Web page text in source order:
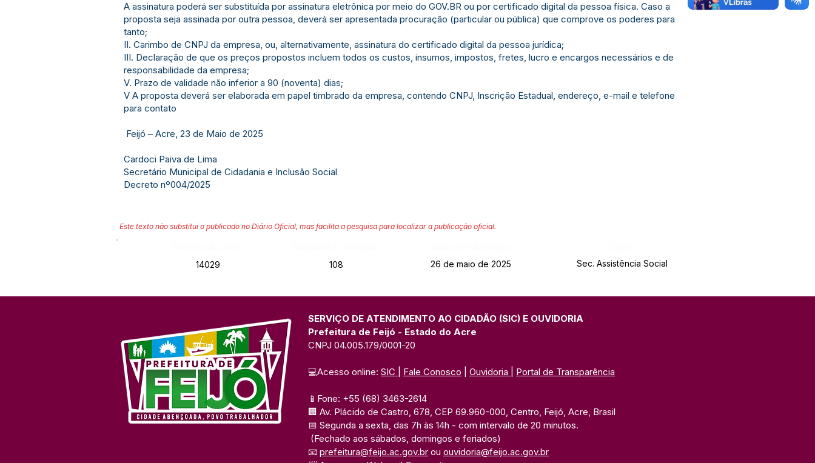
A assinatura poderá ser substituída por assinatura eletrônica por meio do GOV.BR ou por certificado digital da pessoa física. Caso a
proposta seja assinada por outra pessoa, deverá ser apresentada procuração (particular ou pública) que comprove os poderes para
tanto;
II. Carimbo de CNPJ da empresa, ou, alternativamente, assinatura do certificado digital da pessoa jurídica;
III. Declaração de que os preços propostos incluem todos os custos, insumos, impostos, fretes, lucro e encargos necessários e de
responsabilidade da empresa;
V. Prazo de validade não inferior a 90 (noventa) dias;
V A proposta deverá ser elaborada em papel timbrado da empresa, contendo CNPJ, Inscrição Estadual, endereço, e-mail e telefone
para contato
Feijó – Acre, 23 de Maio de 2025
Cardoci Paiva de Lima
Secretário Municipal de Cidadania e Inclusão Social
Decreto nº004/2025
Este texto não substitui o publicado no Diário Oficial, mas facilita a pesquisa para localizar a publicação oficial.
14029
108 26 de maio de 2025 Sec. Assistência Social
SERVIÇO DE ATENDIMENTO AO CIDADÃO (SIC) E OUVIDORIA
Prefeitura de Feijó - Estado do Acre
CNPJ 04.005.179/0001-20
💻Acesso online: SIC Fale Conosco Ouvidoria Portal de Transparência
📱Fone: +55 (68) 3463-2614
🏢 Av. Plácido de Castro, 678, CEP 69.960-000, Centro, Feijó, Acre, Brasil
📅 Segunda a sexta, das 7h às 14h - com intervalo de 20 minutos.
(Fechado aos sábados, domingos e feriados)
📧 prefeitura@feijo.ac.gov.br ou ouvidoria@feijo.ac.gov.br